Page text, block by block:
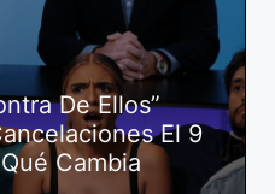
De Ellos”
El 9
Cambia